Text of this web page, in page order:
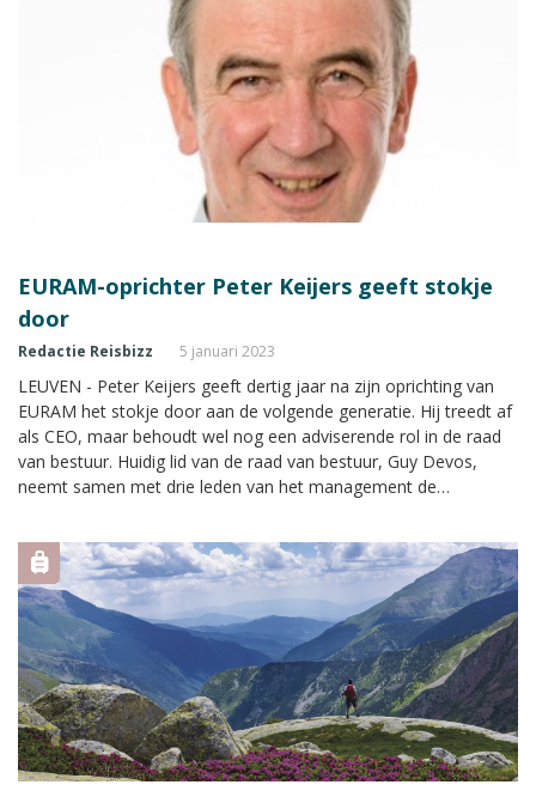
EURAM-oprichter Peter Keijers geeft stokje
door
Redactie Reisbizz 5 januari 2023
LEUVEN - Peter Keijers geeft dertig jaar na zijn oprichting van
EURAM het stokje door aan de volgende generatie. Hij treedt af
als CEO, maar behoudt wel nog een adviserende rol in de raad
van bestuur. Huidig lid van de raad van bestuur, Guy Devos,
neemt samen met drie leden van het management de
leiding gaan geven aan EURAM.